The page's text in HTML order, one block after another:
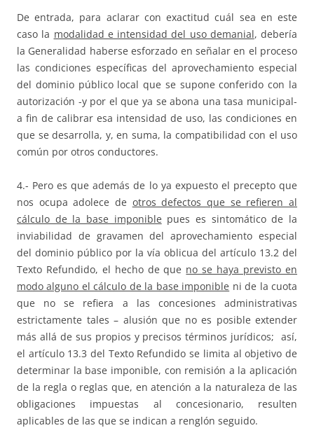
De entrada, para aclarar con exactitud cuál sea en este
caso la modalidad e intensidad del uso demanial, debería
la Generalidad haberse esforzado en señalar en el proceso
las condiciones específicas del aprovechamiento especial
del dominio público local que se supone conferido con la
autorización -y por el que ya se abona una tasa municipal-
a fin de calibrar esa intensidad de uso, las condiciones en
que se desarrolla, y, en suma, la compatibilidad con el uso
común por otros conductores.
4.- Pero es que además de lo ya expuesto el precepto que
nos ocupa adolece de otros defectos que se refieren al
cálculo de la base imponible pues es sintomático de la
inviabilidad de gravamen del aprovechamiento especial
del dominio público por la vía oblicua del artículo 13.2 del
Texto Refundido, el hecho de que no se haya previsto en
modo alguno el cálculo de la base imponible ni de la cuota
que no se refiera a las concesiones administrativas
estrictamente tales – alusión que no es posible extender
más allá de sus propios y precisos términos jurídicos; así,
el artículo 13.3 del Texto Refundido se limita al objetivo de
determinar la base imponible, con remisión a la aplicación
de la regla o reglas que, en atención a la naturaleza de las
obligaciones impuestas al concesionario, resulten
aplicables de las que se indican a renglón seguido.